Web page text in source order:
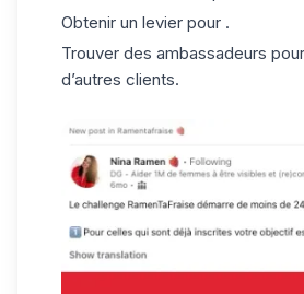
Obtenir un levier pour .
Trouver des ambassadeurs
d’autres clients.